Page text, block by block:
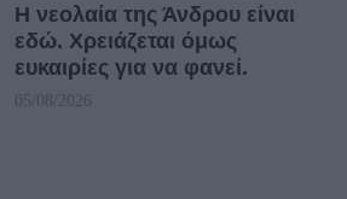
Η νεολαία της Άνδρου είναι
εδώ. Χρειάζεται όμως
ευκαιρίες για να φανεί.
05/08/2026